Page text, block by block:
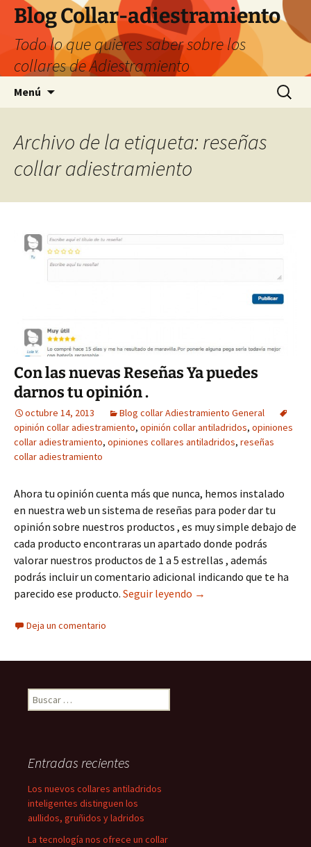
Saltar
contenido
Blog Collar-adiestramiento
Todo lo que quieres saber sobre los
collares de Adiestramiento
Menú Buscar:
Archivo de la etiqueta: reseñas
collar adiestramiento
Con las nuevas Reseñas Ya puedes
darnos tu opinión .
octubre 14, 2013
Blog collar Adiestramiento General
opinión collar adiestramiento, opinión collar antiladridos, opiniones
collar adiestramiento, opiniones collares antiladridos, reseñas
collar adiestramiento
Ahora tu opinión cuenta más que nunca, hemos instalado
en nuestra web un sistema de reseñas para poder dar tu
opinión sobre nuestros productos , es muy simple debajo de
cada producto encontraras un apartado donde podrás
valorar nuestros productos de 1 a 5 estrellas , además
podrás incluir un comentario adicional indicando que te ha
parecido ese producto. Seguir leyendo Con las nuevas
→
Deja un comentario
Buscar:
Entradas recientes
Los nuevos collares antiladridos
inteligentes distinguen los
aullidos, gruñidos y ladridos
La tecnología nos ofrece un collar